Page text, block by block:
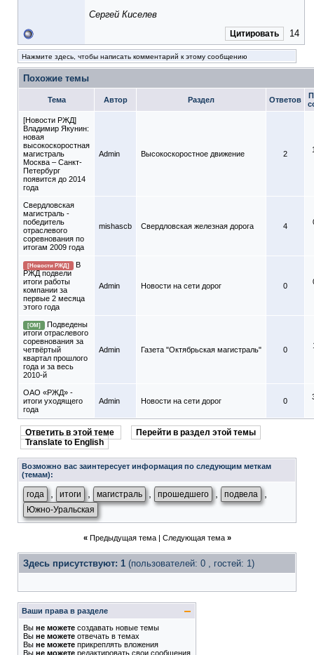
Сергей Киселев
Цитировать 14
Нажмите здесь, чтобы написать комментарий к этому сообщению
Похожие темы
Тема Автор Раздел Ответов
[Новости РЖД]
Владимир Якунин:
новая
высокоскоростная
магистраль
Москва – Санкт-
Петербург
появится до 2014
года
Admin Высокоскоростное движение 2
Свердловская
магистраль -
победитель
отраслевого
соревнования по
итогам 2009 года
mishascb Свердловская железная дорога 4
[Новости РЖД]
В
РЖД подвели
итоги работы
компании за
первые 2 месяца
этого года
Admin Новости на сети дорог 0
[ОМ]
Подведены
итоги отраслевого
соревнования за
четвёртый
квартал прошлого
года и за весь
2010-й
Admin Газета "Октябрьская магистраль" 0
ОАО «РЖД» -
итоги уходящего
года
Admin Новости на сети дорог 0
Ответить в этой теме
Перейти в раздел этой темы
Translate to English
Возможно вас заинтересует информация по следующим меткам
(темам):
года итоги магистраль прошедшего подвела
Южно-Уральская
« Предыдущая тема| Следующая тема »
Здесь присутствуют: 1 (пользователей: 0 , гостей: 1)
Ваши права в разделе
Вы не можете создавать новые темы
Вы не можете отвечать в темах
Вы не можете прикреплять вложения
Вы не можете редактировать свои сообщения